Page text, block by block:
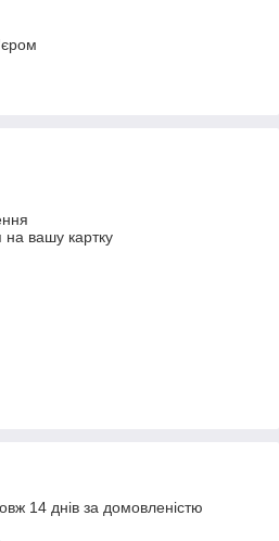
на вашу картку
14 днів за домовленістю